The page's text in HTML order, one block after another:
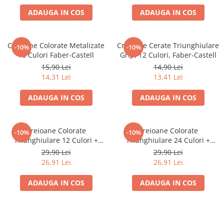
Linere
Markere
Pixuri
Rezerve stilouri
Măsurare și trasare
Organizare și Arhivare
Accesorii de organizare
Bibliorafturi
Clipboard-uri
ADAUGA IN COS ADAUGA IN COS
-10%
Creioane Colorate Metalizate
10 Culori Faber-Castell
15,90 Lei
14,31 Lei
ADAUGA IN COS
-10%
Creioane Cerate Triunghiulare
Grip, 12 Culori, Faber-Castell
14,90 Lei
13,41 Lei
ADAUGA IN COS
-10%Creioane Colorate
Triunghiulare 12 Culori +
Ascuțitoare Eco Faber-Castell
29,90 Lei
26,91 Lei
ADAUGA IN COS
-10%Creioane Colorate
Triunghiulare 24 Culori +
Ascuțitoare Eco Faber-Castell
29,90 Lei
26,91 Lei
ADAUGA IN COS